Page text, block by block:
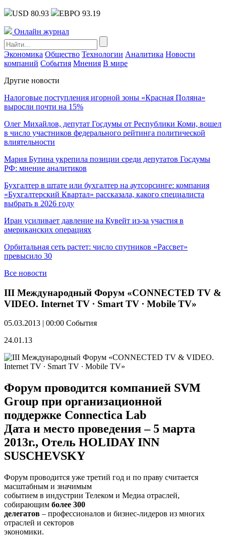
USD 80.93 ЕВРО 93.19
Онлайн журнал
Экономика Общество Технологии Аналитика Новости
компаний События Мнения В мире
Другие новости
Налоговые поступления игорной зоны «Красная Поляна»
выросли почти на 15%
Олег Михайлов, депутат Госдумы от Республики Коми, вошел
в число участников федерального рейтинга политической
влиятельности
Мария Бутина укрепила позиции среди депутатов Госдумы
РФ: мнение аналитиков
Бухгалтер в штате или бухгалтер на аутсорсинге: компания
«Бухгалтерский Квартал» рассказала, какого специалиста
выбрать в 2026 году
Иран усиливает давление на Кувейт из-за участия в
американских операциях
Орбитальная сеть растет: число спутников «Рассвет»
превысило 30
Все новости
III Международный Форум «CONNECTED TV &
VIDEO. Internet TV ∙ Smart TV ∙ Mobile TV»
05.03.2013 | 00:00 События
24.01.13
Форум проводится компанией SVM
Group при организационной
поддержке Connectica Lab
Дата и место проведения – 5 марта
2013г., Отель HOLIDAY INN
SUSCHEVSKY
Форум проводится уже третий год и по праву считается
масштабным и значимым
событием в индустрии Телеком и Медиа отраслей,
собирающим более 300
делегатов – профессионалов и бизнес-лидеров из многих
отраслей и секторов
экономики.